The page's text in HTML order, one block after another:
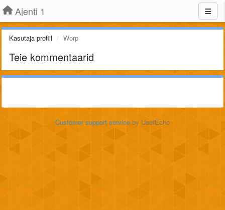
Ajenti 1
Kasutaja profiil Worp
Teie kommentaarid
Customer support service by UserEcho